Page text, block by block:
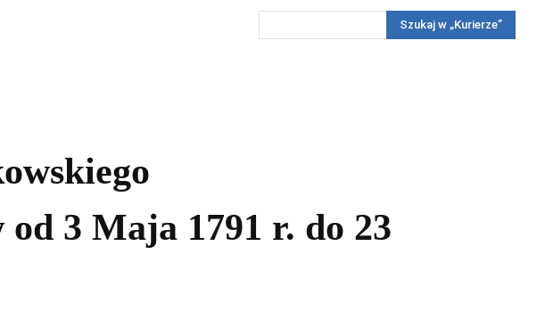
Reportaż KonkursyWięcej
Szukaj w „Kurierze”
3 Maja 1791 r. do 23